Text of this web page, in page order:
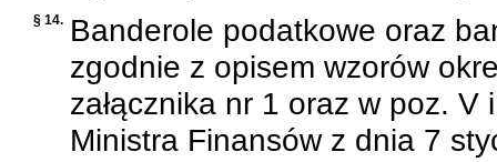
§ 14. Banderole podatkowe oraz
zgodnie z opisem wzorów
załącznika nr 1 oraz w poz.
Ministra Finansów z dnia 7